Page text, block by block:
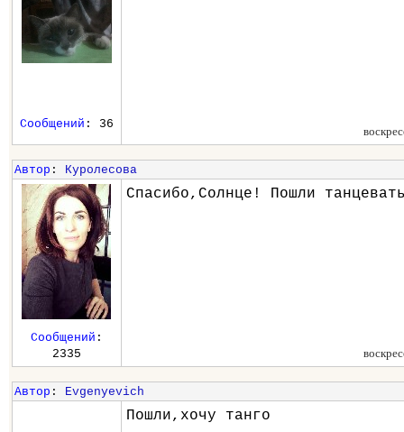
Сообщений : 36
Автор : Куролесова
Спасибо,Солнце! Пошли
Сообщений :
2335
Автор : Evgenyevich
Пошли,хочу танго